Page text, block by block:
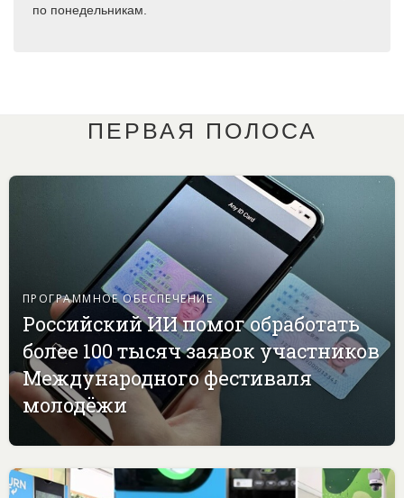
по понедельникам.
ПЕРВАЯ ПОЛОСА
ПРОГРАММНОЕ ОБЕСПЕЧЕНИЕ
Российский ИИ помог обработать
более 100 тысяч заявок участников
Международного фестиваля
молодёжи